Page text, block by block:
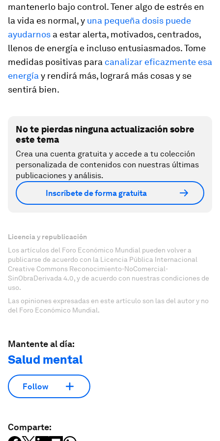
mantenerlo bajo control. Tener algo de estrés en
la vida es normal, y una pequeña dosis puede
ayudarnos a estar alerta, motivados, centrados,
llenos de energía e incluso entusiasmados. Tome
medidas positivas para canalizar eficazmente esa
energía y rendirá más, logrará más cosas y se
sentirá bien.
No te pierdas ninguna actualización sobre
este tema
Crea una cuenta gratuita y accede a tu colección
personalizada de contenidos con nuestras últimas
publicaciones y análisis.
Inscríbete de forma gratuita
Licencia y republicación
Los artículos del Foro Económico Mundial pueden volver a
publicarse de acuerdo con la Licencia Pública Internacional
Creative Commons Reconocimiento-NoComercial-
SinObraDerivada 4.0, y de acuerdo con nuestras condiciones de
uso.
Las opiniones expresadas en este artículo son las del autor y no
del Foro Económico Mundial.
Mantente al día:
Salud mental
Follow
Comparte: